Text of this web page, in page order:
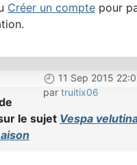
Créer un compte pour
11 Sep 2015
par truitix06
le sujet Vespa